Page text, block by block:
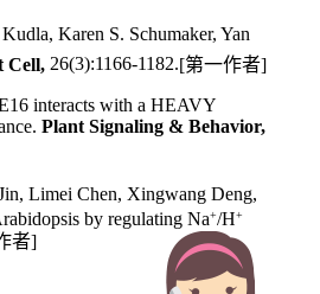
Karen S. Schumaker, Yan
Cell, 26(3):1166-1182.[第一作者]
interacts with a HEAVY
Plant Signaling & Behavior,
Limei Chen, Xingwang Deng,
by regulating Na+/H+
者]